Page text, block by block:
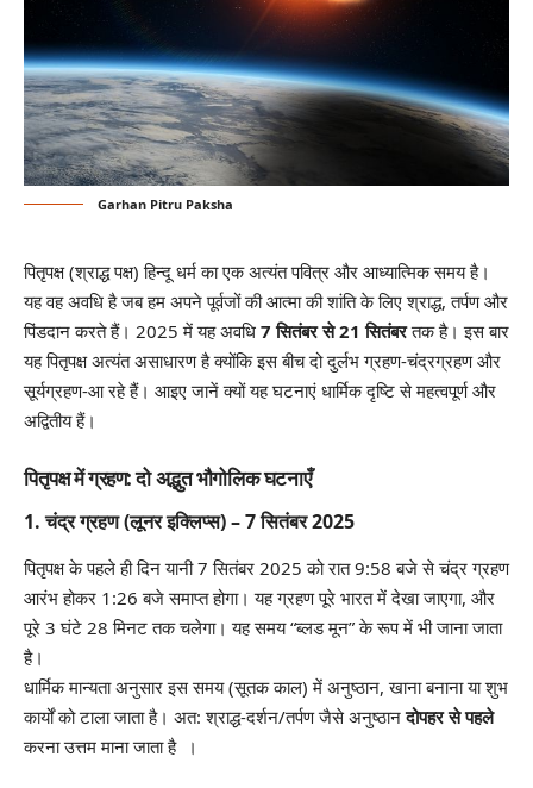
Garhan Pitru Paksha
पितृपक्ष (श्राद्ध पक्ष) हिन्दू धर्म का एक अत्यंत पवित्र और आध्यात्मिक समय है।
यह वह अवधि है जब हम अपने पूर्वजों की आत्मा की शांति के लिए श्राद्ध, तर्पण और
पिंडदान करते हैं। 2025 में यह अवधि 7 सितंबर से 21 सितंबरतक है। इस बार
यह पितृपक्ष अत्यंत असाधारण है क्योंकि इस बीच दो दुर्लभ ग्रहण-चंद्रग्रहण और
सूर्यग्रहण-आ रहे हैं। आइए जानें क्यों यह घटनाएं धार्मिक दृष्टि से महत्वपूर्ण और
अद्वितीय हैं।
पितृपक्ष में ग्रहण: दो अद्भुत भौगोलिक घटनाएँ
1.चंद्र ग्रहण (लूनर इक्लिप्स) – 7 सितंबर 2025
पितृपक्ष के पहले ही दिन यानी 7 सितंबर 2025 को रात 9:58 बजे से चंद्र ग्रहण
आरंभ होकर 1:26 बजे समाप्त होगा। यह ग्रहण पूरे भारत में देखा जाएगा, और
पूरे 3 घंटे 28 मिनट तक चलेगा। यह समय “ब्लड मून” के रूप में भी जाना जाता
है।
धार्मिक मान्यता अनुसार इस समय (सूतक काल) में अनुष्ठान, खाना बनाना या शुभ
कार्यों को टाला जाता है। अत: श्राद्ध-दर्शन/तर्पण जैसे अनुष्ठानदोपहर से पहले
करना उत्तम माना जाता है ।